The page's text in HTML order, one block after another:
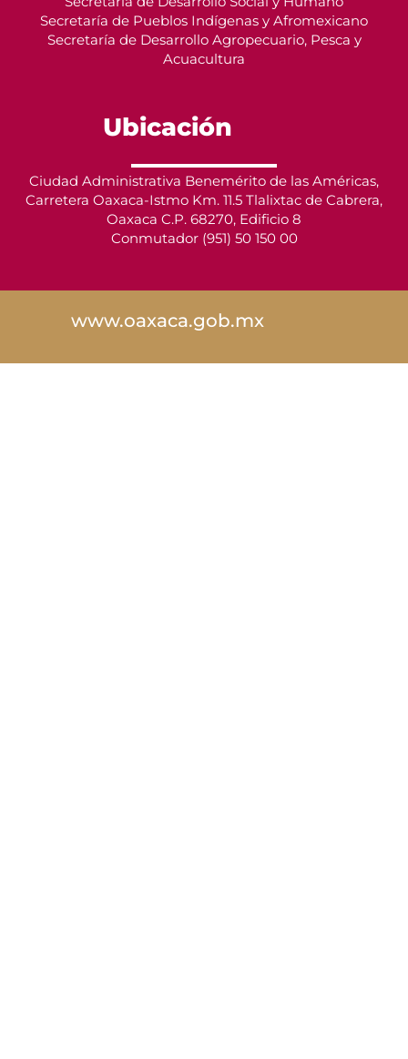
Secretaría de Pueblos Indígenas y Afromexicano
Secretaría de Desarrollo Agropecuario, Pesca y
Acuacultura
Ubicación
Ciudad Administrativa Benemérito de las Américas,
Carretera Oaxaca-Istmo Km. 11.5 Tlalixtac de Cabrera,
Oaxaca C.P. 68270, Edificio 8
Conmutador (951) 50 150 00
www.oaxaca.gob.mx